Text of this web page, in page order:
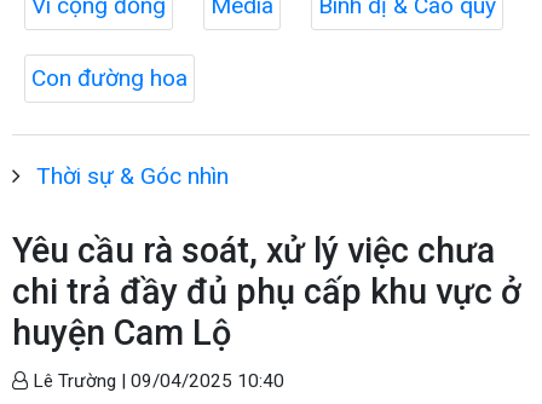
Con đường hoa
Thời sự & Góc nhìn
Yêu cầu rà soát, xử lý việc chưa
chi trả đầy đủ phụ cấp khu vực ở
huyện Cam Lộ
Lê Trường | 09/04/2025 10:40